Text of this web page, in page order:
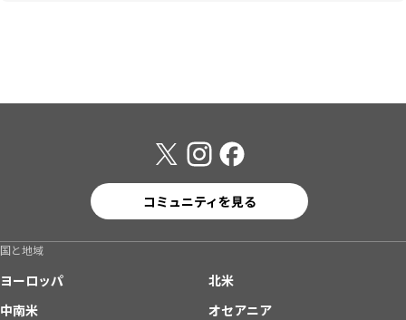
コミュニティを見る
国と地域
ヨーロッパ
北米
中南米
オセアニア